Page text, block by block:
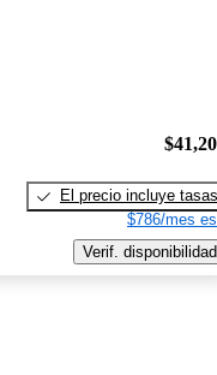
El precio incluye tasas
$786/mes
Verif. disponibilidad